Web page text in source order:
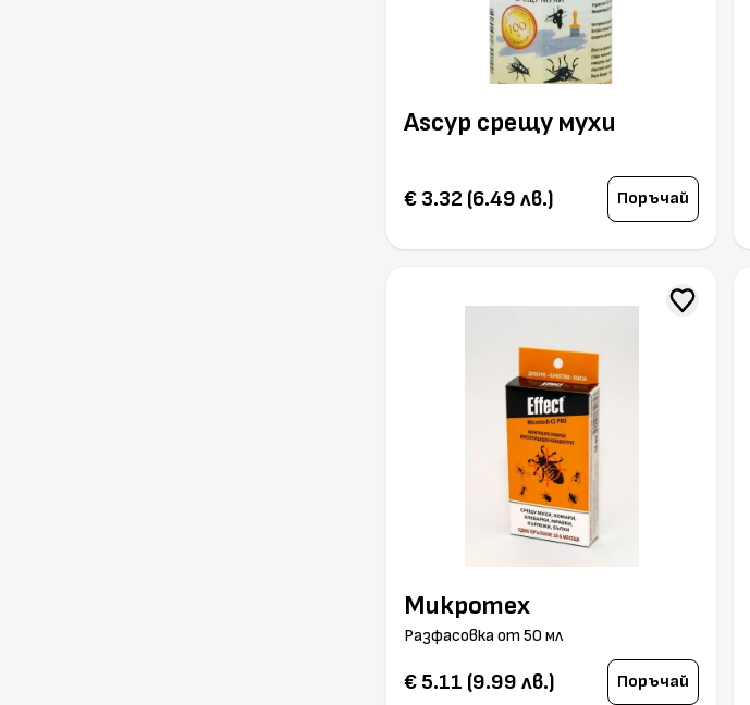
Ascyp срещу мухи
€ 3.32 (6.49 лв.) Поръчай
Микротех
Разфасовка от 50 мл
€ 5.11 (9.99 лв.) Поръчай